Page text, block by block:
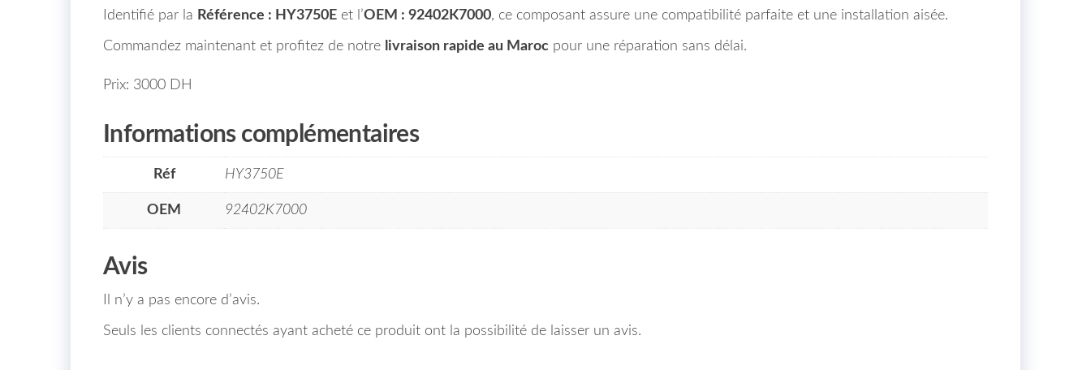
Identifié par la Référence : HY3750E et l’OEM : 92402K7000, ce composant assure une compatibilité parfaite et une installation aisée.
Commandez maintenant et profitez de notre livraison rapide au Maroc pour une réparation sans délai.
Prix: 3000 DH
Informations complémentaires
Réf HY3750E
OEM 92402K7000
Avis
Il n’y a pas encore d’avis.
Seuls les clients connectés ayant acheté ce produit ont la possibilité de laisser un avis.